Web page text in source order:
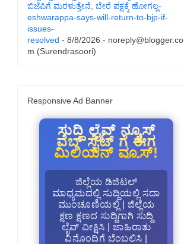
ಬಿಜೆಪಿಗೆ ಮರಳುತ್ತೇನೆ, ಬೇರೆ ಪಕ್ಷಕ್ಕೆ ಹೋಗಲ್ಲ-
eshwarappa-says-will-return-to-bjp-if-
issues-
resolved - 8/8/2026 - noreply@blogger.co
m (Surendrasoori)
Responsive Ad Banner
ಸುದ್ದಿ ಲೈವ್ ನ್ಯೂಸ್
ವೆಬ್ ಸೈಟ್ ಗೆ ಈಗ
ಮಿಲಿಯನ್ ವ್ಯೂಸ್!
ಜಿಲ್ಲೆಯ ಡಿಜಿಟಲ್
ಮಾಧ್ಯಮದಲ್ಲಿ ಸುದ್ದಿಯಲ್ಲಿ ಸದಾ
ಮುಂಚೂಣಿಯಲ್ಲಿ | ಜಿಲ್ಲೆಯ
ಕ್ಷಣ ಕ್ಷಣದ ಸುದ್ದಿಗಾಗಿ ಸುದ್ದಿ
ಲೈವ್ ವೀಕ್ಷಿಸಿ | ಜಾಹಿರಾತು
ವಿನೊಂದಿಗೆ ಬೆಂಬಲಿಸಿ |